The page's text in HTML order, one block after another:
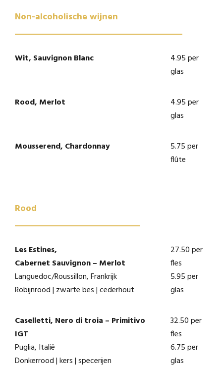
Non-alcoholische wijnen
Wit, Sauvignon Blanc
4.95 per
glas
Rood, Merlot
4.95 per
glas
Mousserend, Chardonnay
5.75 per
flûte
Rood
Les Estines,
Cabernet Sauvignon – Merlot
Languedoc/Roussillon, Frankrijk
Robijnrood | zwarte bes | cederhout
27.50 per
fles
5.95 per
glas
Caselletti, Nero di troia – Primitivo
IGT
Puglia, Italië
Donkerrood | kers | specerijen
32.50 per
fles
6.75 per
glas